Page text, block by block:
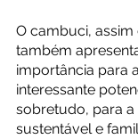
O cambuci,
também
importância para
interessante
sobretudo, para
sustentável e